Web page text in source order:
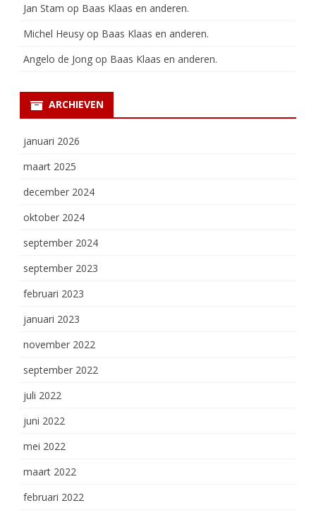
Jan Stam op Baas Klaas en anderen.
Michel Heusy op Baas Klaas en anderen.
Angelo de Jong op Baas Klaas en anderen.
ARCHIEVEN
januari 2026
maart 2025
december 2024
oktober 2024
september 2024
september 2023
februari 2023
januari 2023
november 2022
september 2022
juli 2022
juni 2022
mei 2022
maart 2022
februari 2022